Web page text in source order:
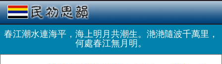
春江潮水連海平，海上明月共潮生。滟滟隨波千萬里，
何處春江無月明。